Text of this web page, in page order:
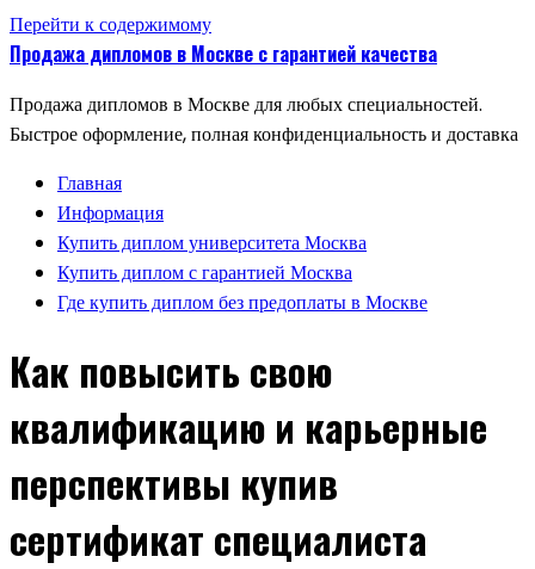
Перейти к содержимому
Продажа дипломов в Москве с гарантией качества
Продажа дипломов в Москве для любых специальностей.
Быстрое оформление, полная конфиденциальность и доставка
Главная
Информация
Купить диплом университета Москва
Купить диплом с гарантией Москва
Где купить диплом без предоплаты в Москве
Как повысить свою
квалификацию и карьерные
перспективы купив
сертификат специалиста